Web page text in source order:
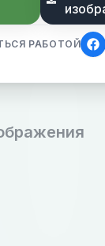
РАБОТОЙ